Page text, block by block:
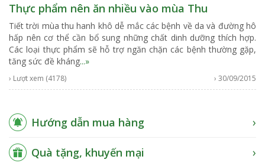
Thực phẩm nên ăn nhiều vào mùa Thu
Tiết trời mùa thu hanh khô dễ mắc các bệnh về da và đường hô
hấp nên cơ thể cần bổ sung những chất dinh dưỡng thích hợp.
Các loại thực phẩm sẽ hỗ trợ ngăn chặn các bệnh thường gặp,
tăng sức đề kháng...»
› Lượt xem (4178) › 30/09/2015
Hướng dẫn mua hàng
Quà tặng, khuyến mại